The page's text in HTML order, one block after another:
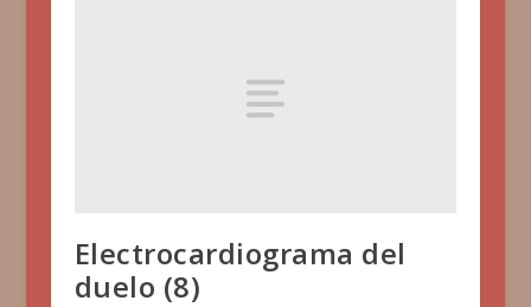
Electrocardiograma del
duelo (8)